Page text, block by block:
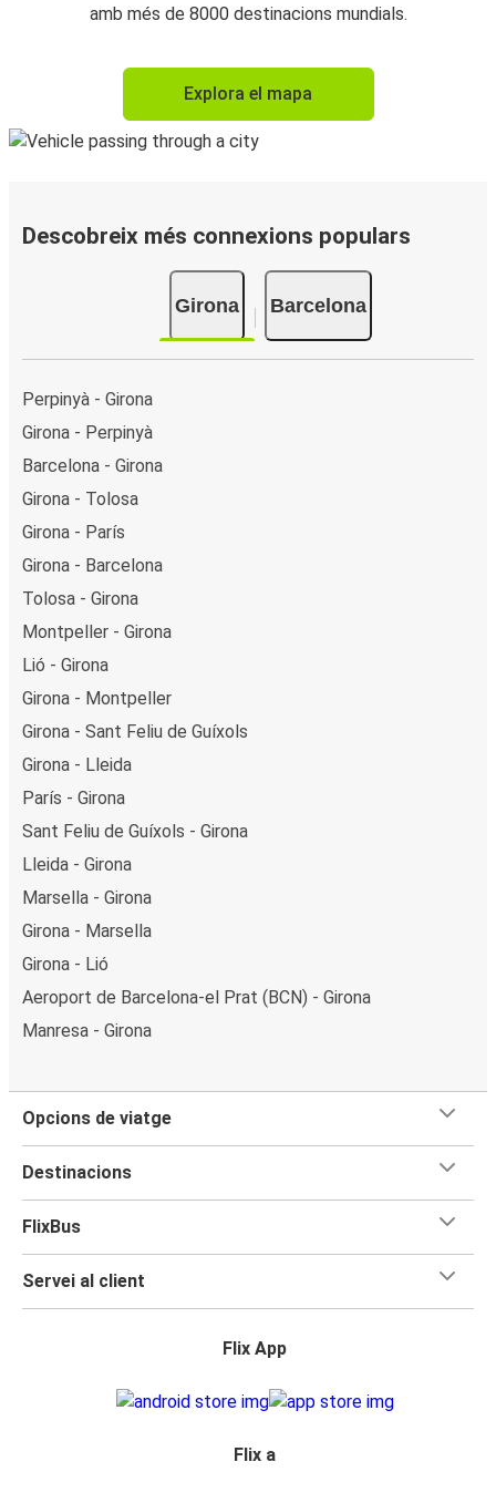
amb més de 8000 destinacions mundials.
Explora el mapa
Descobreix més connexions populars
Girona Barcelona
Perpinyà - Girona
Girona - Perpinyà
Barcelona - Girona
Girona - Tolosa
Girona - París
Girona - Barcelona
Tolosa - Girona
Montpeller - Girona
Lió - Girona
Girona - Montpeller
Girona - Sant Feliu de Guíxols
Girona - Lleida
París - Girona
Sant Feliu de Guíxols - Girona
Lleida - Girona
Marsella - Girona
Girona - Marsella
Girona - Lió
Aeroport de Barcelona-el Prat (BCN) - Girona
Manresa - Girona
Opcions de viatge
Destinacions
FlixBus
Servei al client
Flix App
Flix a